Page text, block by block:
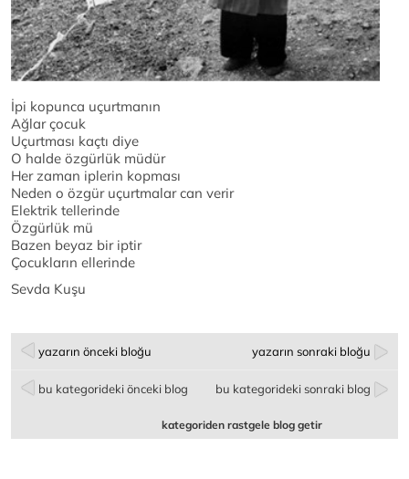
İpi kopunca uçurtmanın
Ağlar çocuk
Uçurtması kaçtı diye
O halde özgürlük müdür
Her zaman iplerin kopması
Neden o özgür uçurtmalar can verir
Elektrik tellerinde
Özgürlük mü
Bazen beyaz bir iptir
Çocukların ellerinde
Sevda Kuşu
yazarın önceki bloğu yazarın sonraki bloğu
bu kategorideki önceki blog bu kategorideki sonraki blog
kategoriden rastgele blog getir